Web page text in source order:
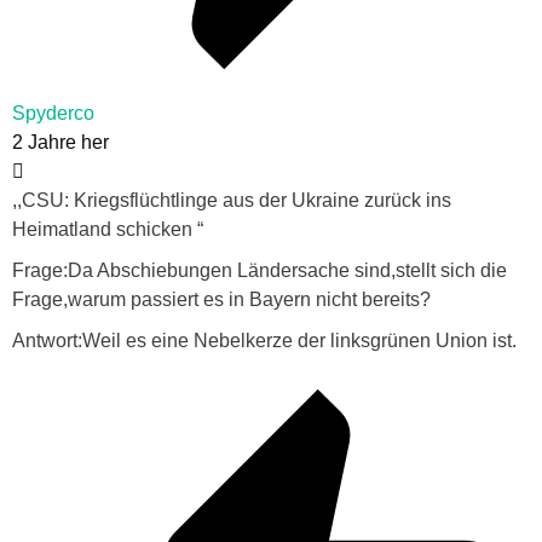
Spyderco
2 Jahre her
,,CSU: Kriegsflüchtlinge aus der Ukraine zurück ins
Heimatland schicken “
Frage:Da Abschiebungen Ländersache sind,stellt sich die
Frage,warum passiert es in Bayern nicht bereits?
Antwort:Weil es eine Nebelkerze der linksgrünen Union ist.